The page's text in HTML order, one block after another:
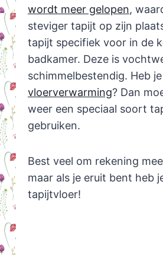
wordt meer gelopen,
steviger tapijt op zijn
tapijt specifiek voor in de
badkamer. Deze is
schimmelbestendig. Heb je
vloerverwarming? Dan
weer een speciaal soort
gebruiken.
Best veel om rekening
maar als je eruit bent heb
tapijtvloer!